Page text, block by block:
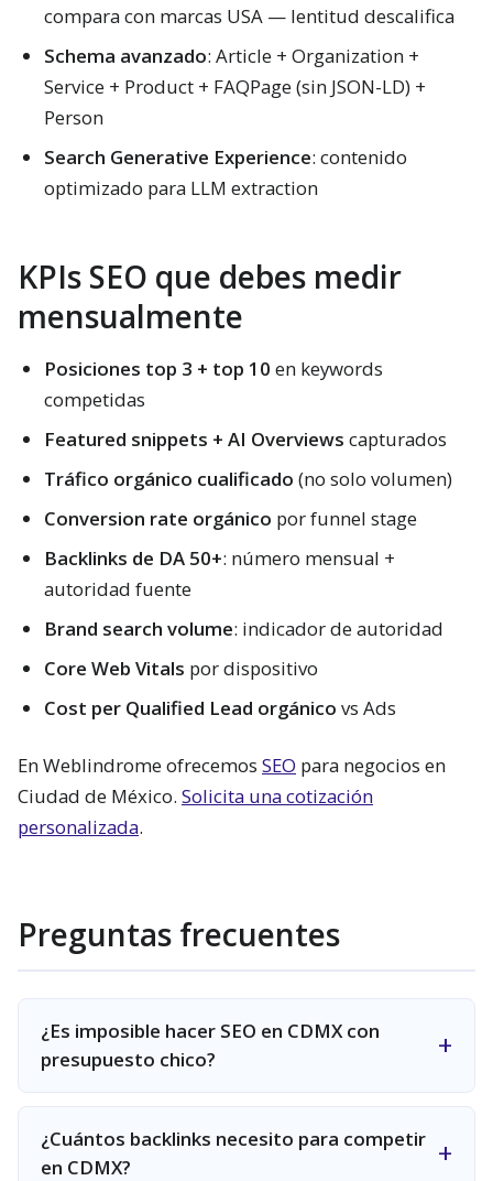
compara con marcas USA — lentitud descalifica
Schema avanzado: Article + Organization +
Service + Product + FAQPage (sin JSON-LD) +
Person
Search Generative Experience: contenido
optimizado para LLM extraction
KPIs SEO que debes medir
mensualmente
Posiciones top 3 + top 10 en keywords
competidas
Featured snippets + AI Overviews capturados
Tráfico orgánico cualificado (no solo volumen)
Conversion rate orgánico por funnel stage
Backlinks de DA 50+: número mensual +
autoridad fuente
Brand search volume: indicador de autoridad
Core Web Vitals por dispositivo
Cost per Qualified Lead orgánico vs Ads
En Weblindrome ofrecemos SEO para negocios en
Ciudad de México. Solicita una cotización
personalizada.
Preguntas frecuentes
¿Es imposible hacer SEO en CDMX con
presupuesto chico?
¿Cuántos backlinks necesito para competir
en CDMX?